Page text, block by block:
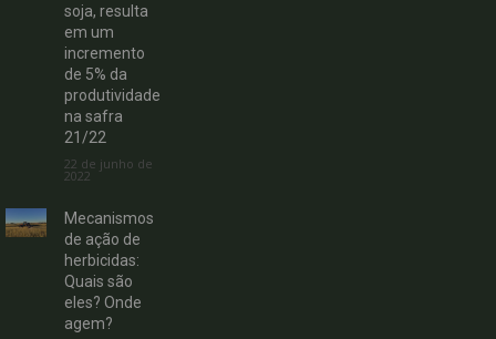
soja, resulta
em um
incremento
de 5% da
produtividade
na safra
21/22
22 de junho de
2022
Mecanismos
de ação de
herbicidas:
Quais são
eles? Onde
agem?